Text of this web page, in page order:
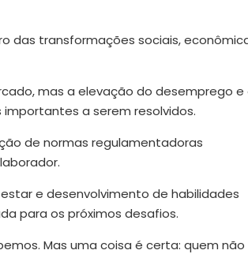
das transformações sociais,
mas a elevação do desemprego e
a serem resolvidos.
de normas regulamentadoras
e desenvolvimento de habilidades
para os próximos desafios.
Mas uma coisa é certa: quem não